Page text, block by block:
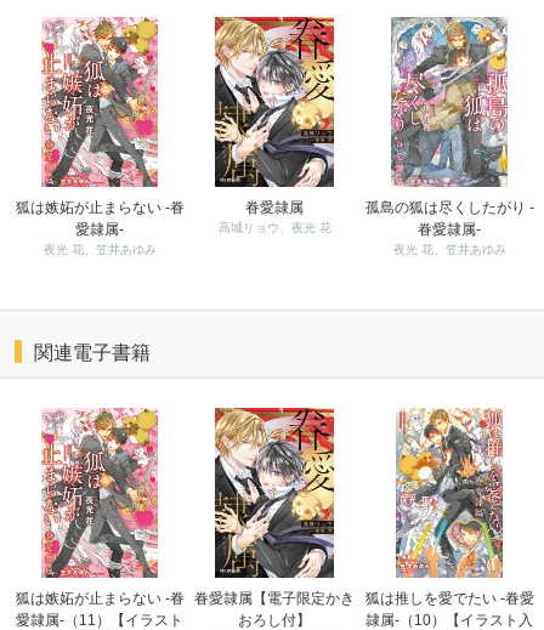
狐は嫉妬が止まらない -眷
愛隷属-
夜光 花、笠井あゆみ
眷愛隷属
高城リョウ、夜光 花
孤島の狐は尽くしたがり -
眷愛隷属-
夜光 花、笠井あゆみ
関連電子書籍
狐は嫉妬が止まらない -眷
愛隷属-（11）【イラスト
眷愛隷属【電子限定かき
おろし付】
狐は推しを愛でたい -眷愛
隷属-（10）【イラスト入